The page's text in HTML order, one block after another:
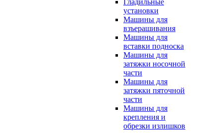
Гладильные
установки
Машины для
взъерашивания
Машины для
вставки подноска
Машины для
затяжки носочной
части
Машины для
затяжки пяточной
части
Машины для
крепления и
обрезки излишков